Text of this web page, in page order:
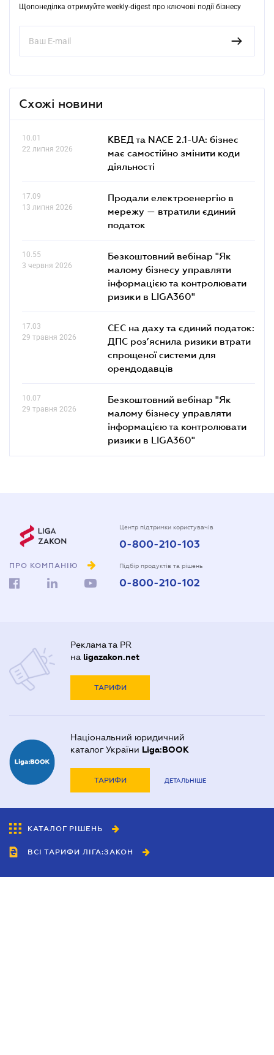
Щопонеділка отримуйте weekly-digest про ключові події бізнесу
Схожі новини
10.01
22 липня 2026
КВЕД та NACE 2.1-UA: бізнес
має самостійно змінити коди
діяльності
17.09
13 липня 2026
Продали електроенергію в
мережу — втратили єдиний
податок
10.55
3 червня 2026
Безкоштовний вебінар "Як
малому бізнесу управляти
інформацією та контролювати
ризики в LIGA360"
17.03
29 травня 2026
СЕС на даху та єдиний податок:
ДПС роз’яснила ризики втрати
спрощеної системи для
орендодавців
10.07
29 травня 2026
Безкоштовний вебінар "Як
малому бізнесу управляти
інформацією та контролювати
ризики в LIGA360"
ПРО КОМПАНІЮ
Центр підтримки користувачів
0-800-210-103
Підбір продуктів та рішень
0-800-210-102
Реклама та PR
на ligazakon.net
ТАРИФИ
Національний юридичний
каталог України Liga:BOOK
ТАРИФИ ДЕТАЛЬНІШЕ
КАТАЛОГ РІШЕНЬ
ВСІ ТАРИФИ ЛІГА:ЗАКОН